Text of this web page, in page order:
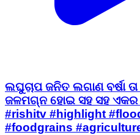
ଲଘୁଚାପ ଜନିତ ଲଗାଣ ବର୍ଷା
ଜଳମଗ୍ନ ହୋଇ ସହ ସହ ଏକର
#rishitv #highlight
#foodgrains